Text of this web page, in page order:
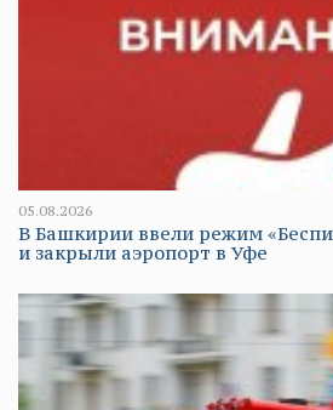
05.08.2026
В Башкирии ввели режим
и закрыли аэропорт в Уфе